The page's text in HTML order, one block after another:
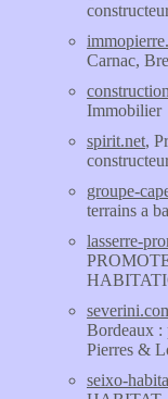
Carnac,
Immobilier
spirit.net,
groupe-
terrains a
lasserre-
Bordeaux :
Pierres &
seixo-